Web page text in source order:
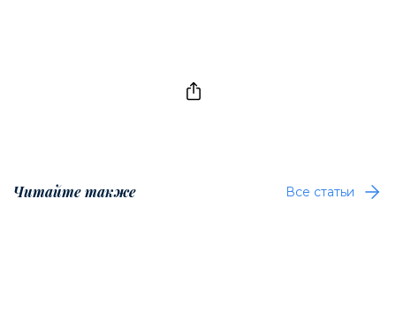
Читайте также Все статьи